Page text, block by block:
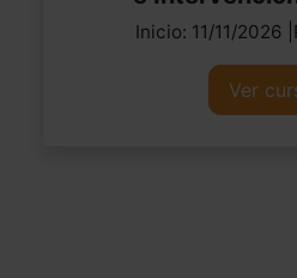
Inicio: 11/11/2026
Ver